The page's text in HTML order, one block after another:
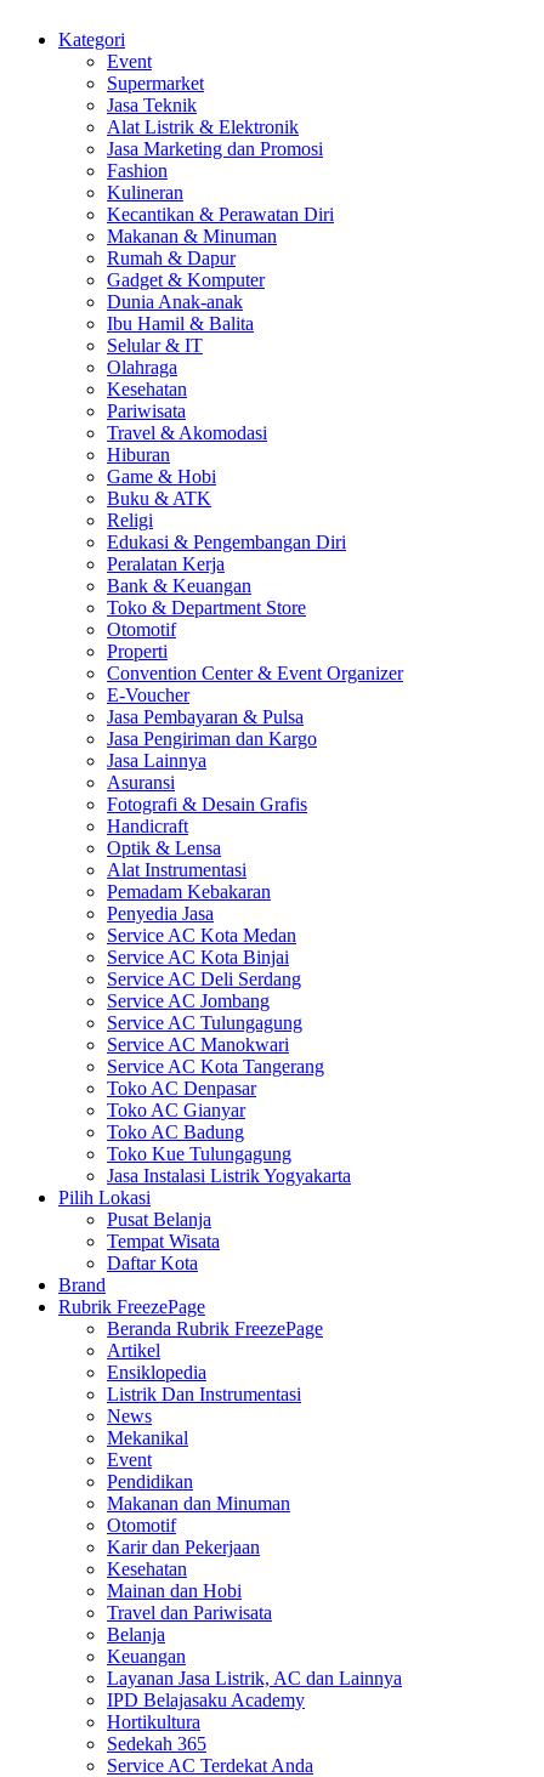
Kategori
Event
Supermarket
Jasa Teknik
Alat Listrik & Elektronik
Jasa Marketing dan Promosi
Fashion
Kulineran
Kecantikan & Perawatan Diri
Makanan & Minuman
Rumah & Dapur
Gadget & Komputer
Dunia Anak-anak
Ibu Hamil & Balita
Selular & IT
Olahraga
Kesehatan
Pariwisata
Travel & Akomodasi
Hiburan
Game & Hobi
Buku & ATK
Religi
Edukasi & Pengembangan Diri
Peralatan Kerja
Bank & Keuangan
Toko & Department Store
Otomotif
Properti
Convention Center & Event Organizer
E-Voucher
Jasa Pembayaran & Pulsa
Jasa Pengiriman dan Kargo
Jasa Lainnya
Asuransi
Fotografi & Desain Grafis
Handicraft
Optik & Lensa
Alat Instrumentasi
Pemadam Kebakaran
Penyedia Jasa
Service AC Kota Medan
Service AC Kota Binjai
Service AC Deli Serdang
Service AC Jombang
Service AC Tulungagung
Service AC Manokwari
Service AC Kota Tangerang
Toko AC Denpasar
Toko AC Gianyar
Toko AC Badung
Toko Kue Tulungagung
Jasa Instalasi Listrik Yogyakarta
Pilih Lokasi
Pusat Belanja
Tempat Wisata
Daftar Kota
Brand
Rubrik FreezePage
Beranda Rubrik FreezePage
Artikel
Ensiklopedia
Listrik Dan Instrumentasi
News
Mekanikal
Event
Pendidikan
Makanan dan Minuman
Otomotif
Karir dan Pekerjaan
Kesehatan
Mainan dan Hobi
Travel dan Pariwisata
Belanja
Keuangan
Layanan Jasa Listrik, AC dan Lainnya
IPD Belajasaku Academy
Hortikultura
Sedekah 365
Service AC Terdekat Anda